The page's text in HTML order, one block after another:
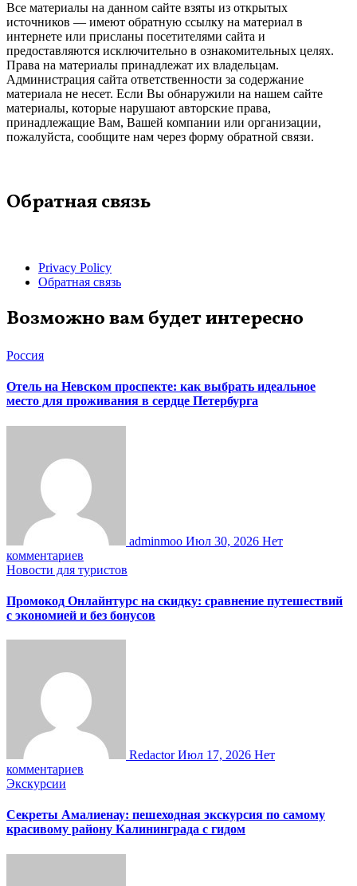
Все материалы на данном сайте взяты из открытых
источников — имеют обратную ссылку на материал в
интернете или присланы посетителями сайта и
предоставляются исключительно в ознакомительных целях.
Права на материалы принадлежат их владельцам.
Администрация сайта ответственности за содержание
материала не несет. Если Вы обнаружили на нашем сайте
материалы, которые нарушают авторские права,
принадлежащие Вам, Вашей компании или организации,
пожалуйста, сообщите нам через форму обратной связи.
Обратная связь
Privacy Policy
Обратная связь
Возможно вам будет интересно
Россия
Отель на Невском проспекте: как выбрать идеальное
место для проживания в сердце Петербурга
adminmoo Июл 30, 2026 Нет
комментариев
Новости для туристов
Промокод Онлайнтурс на скидку: сравнение путешествий
с экономией и без бонусов
RedactorИюл 17, 2026 Нет
комментариев
Экскурсии
Секреты Амалиенау: пешеходная экскурсия по самому
красивому району Калининграда с гидом